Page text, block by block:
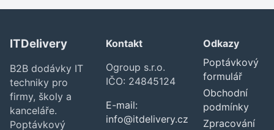
ITDelivery
B2B dodávky IT
techniky pro
firmy, školy a
kanceláře.
Poptávkový
Kontakt
Ogroup s.r.o.
IČO: 24845124
E-mail:
info@itdelivery.cz
Odkazy
Poptávkový
formulář
Obchodní
podmínky
Zpracování